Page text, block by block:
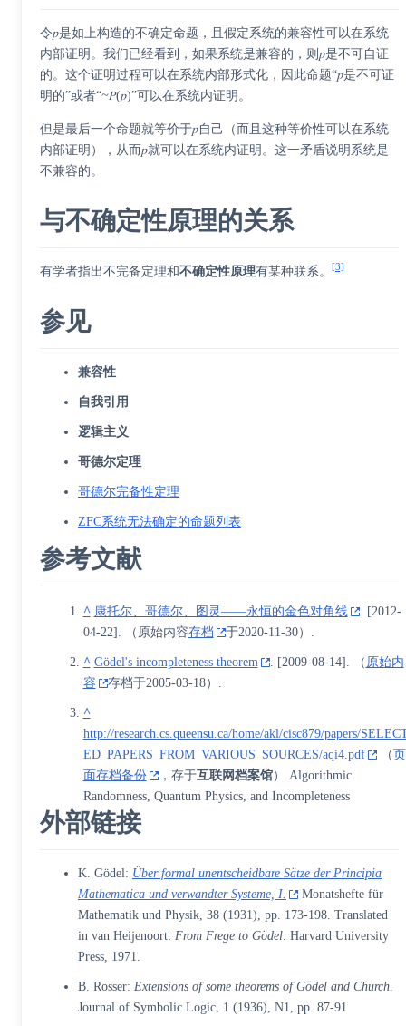
令𝑝是如上构造的不确定命题，且假定系统的兼容性可以在系统
内部证明。我们已经看到，如果系统是兼容的，则𝑝是不可自证
的。这个证明过程可以在系统内部形式化，因此命题“𝑝是不可证
明的”或者“~𝑃(𝑝)”可以在系统内证明。
但是最后一个命题就等价于𝑝自己（而且这种等价性可以在系统
内部证明），从而𝑝就可以在系统内证明。这一矛盾说明系统是
不兼容的。
与不确定性原理的关系
有学者指出不完备定理和不确定性原理有某种联系。 [3]
参见
兼容性
自我引用
逻辑主义
哥德尔定理
哥德尔完备性定理
ZFC系统无法确定的命题列表
参考文献
^ 康托尔、哥德尔、图灵——永恒的金色对角线 . [2012-
04-22] . （原始内容存档 于2020-11-30）.
^ Gödel's incompleteness theorem . [2009-08-14] . （ 原始内
容
存档于2005-03-18）.
^
http://research.cs.queensu.ca/home/akl/cisc879/papers/
ED_PAPERS_FROM_VARIOUS_SOURCES/aqi4.pdf
（页
面存档备份
，存于互联网档案馆） Algorithmic
Randomness, Quantum Physics, and Incompleteness
外部链接
K. Gödel: Über formal unentscheidbare Sätze der Principia
Mathematica und verwandter Systeme, I.
Monatshefte für
Mathematik und Physik, 38 (1931), pp. 173-198. Translated
in van Heijenoort: From Frege to Gödel . Harvard University
Press, 1971.
B. Rosser: Extensions of some theorems of Gödel and Church
Journal of Symbolic Logic, 1 (1936), N1, pp. 87-91